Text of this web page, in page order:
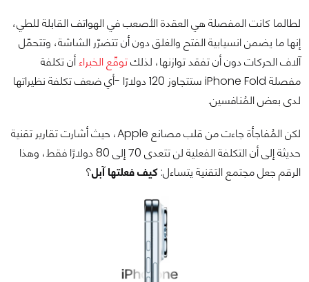
لطالما كانت المفصلة هي العقدة الأصعب في الهواتف القابلة للطي،
إنها ما يضمن انسيابية الفتح والغلق دون أن تتضرّر الشاشة، وتتحمّل
آلاف الحركات دون أن تفقد توازنها، لذلكتوقّع الخبراءأن تكلفة
مفصلة iPhone Fold ستتجاوز 120 دولارًا -أي ضعف تكلفة نظيراتها
لدى بعض المُنافسين.
لكن المُفاجأة جاءت من قلب مصانع Apple، حيث أشارت تقارير تقنية
حديثة إلى أن التكلفة الفعلية لن تتعدى 70 إلى 80 دولارًا فقط، وهذا
الرقم جعل مجتمع التقنية يتساءل: كيف فعلتها آبل؟